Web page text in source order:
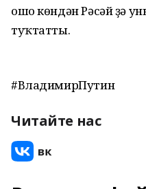
ошо көндән Рәсәй ҙә
туҡтатты.
#ВладимирПутин
Читайте нас